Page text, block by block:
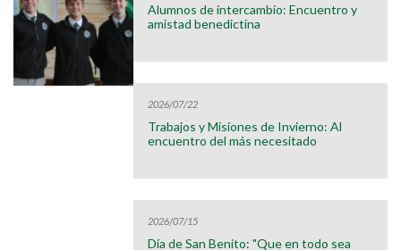
Alumnos de intercambio: Encuentro y
amistad benedictina
2026/07/22
Trabajos y Misiones de Invierno: Al
encuentro del más necesitado
2026/07/15
Día de San Benito: "Que en todo sea